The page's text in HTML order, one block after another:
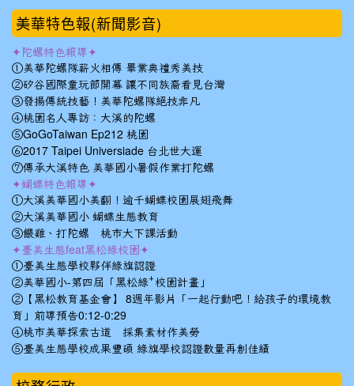
美華特色報(新聞影音)
✦陀螺特色報導✦
①美華陀螺隊薪火相傳 畢業典禮秀美技
②矽谷國際童玩節開幕 讓不同族裔看見台灣
③發揚傳統技藝！美華陀螺隊絕技非凡
④桃園名人專訪：大溪的陀螺
⑤GoGoTaiwan Ep212 桃園
⑥2017 Taipei Universiade 台北世大運
⑦傳承大溪特色 美華國小暑假作業打陀螺
✦蝴蝶特色報導✦
①大溪美華國小美翻！逾千蝴蝶校園展翅飛舞
②大溪美華國小 蝴蝶生態教育
③餵雞、打陀螺 桃市大下課活動
✦臺美生態feat黑松綠校園✦
①臺美生態學校夥伴綠旗認證
②美華國小-第四屆「黑松綠⁺校園計畫」
②【黑松教育基金會】 8週年影片「一起行動吧！給孩子的環境教
育」前導預告0:12-0:29
④桃市美華探索古道 採集素材作美勞
⑤臺美生態學校成果豐碩 綠旗學校認證數量再創佳績